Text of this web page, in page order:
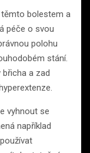
těmto bolestem a
péče o svou
polohu
stání.
břicha a zad
vyhnout se
například